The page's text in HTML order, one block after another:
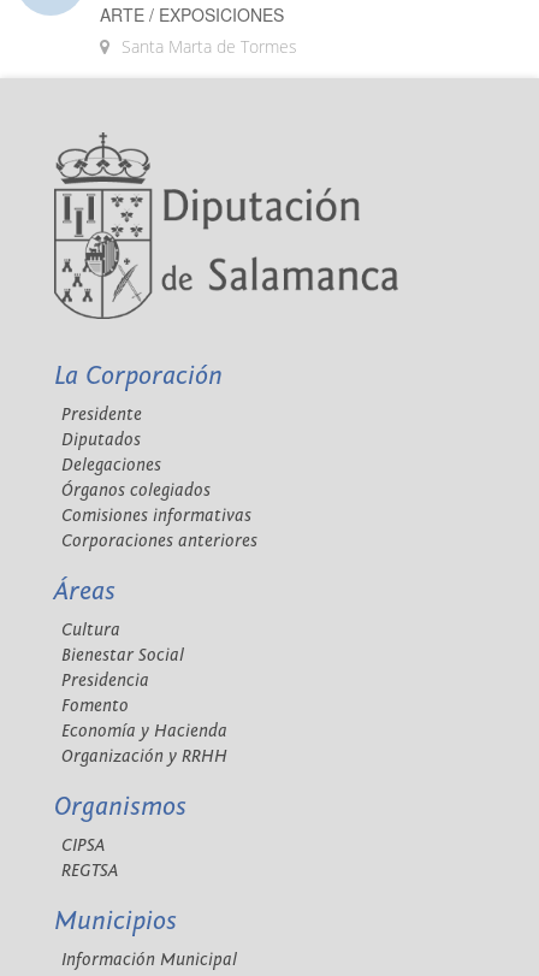
ARTE / EXPOSICIONES
Santa Marta de Tormes
La Corporación
Presidente
Diputados
Delegaciones
Órganos colegiados
Comisiones informativas
Corporaciones anteriores
Áreas
Cultura
Bienestar Social
Presidencia
Fomento
Economía y Hacienda
Organización y RRHH
Organismos
CIPSA
REGTSA
Municipios
Información Municipal